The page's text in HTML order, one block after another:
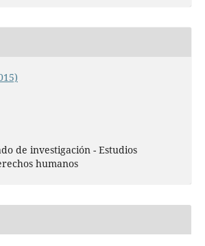
de investigación - Estudios
humanos